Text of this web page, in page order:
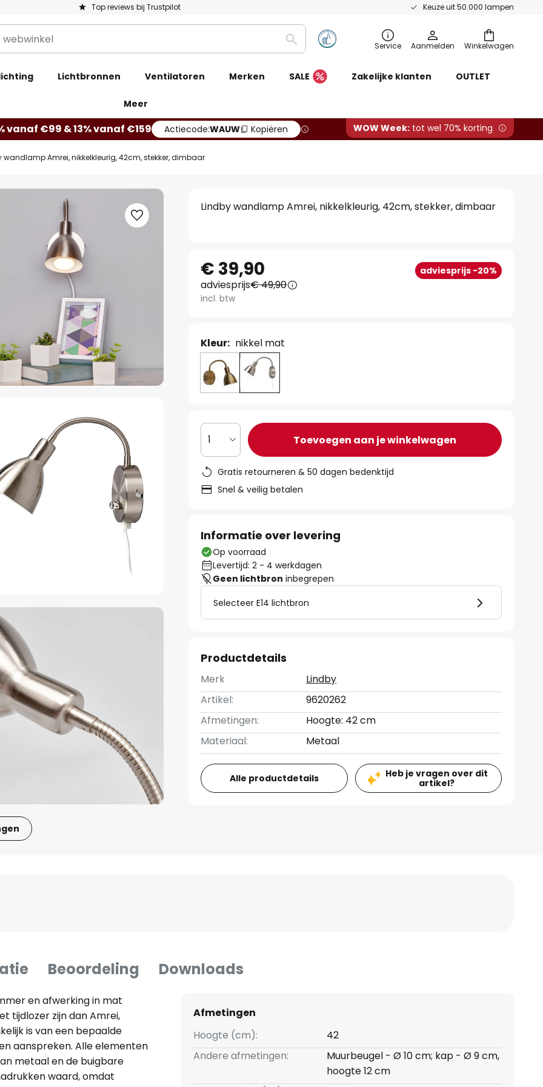
Top reviews bij Trustpilot Keuze uit 50.000 lampen
Winkelwagen
Zoeken Service Aanmelden
Lichtbronnen Ventilatoren Merken SALE Zakelijke klanten OUTLET
Meer
vanaf €99 & 13% vanaf €159 Actiecode:WAUW Kopiëren WOW Week: tot wel 70% korting
wandlamp Amrei, nikkelkleurig, 42cm, stekker, dimbaar
Lindby wandlamp Amrei, nikkelkleurig, 42cm, stekker, dimbaar
€ 39,90 adviesprijs -20%
adviesprijs€ 49,90
incl. btw
Kleur: nikkel mat
1 Toevoegen aan je winkelwagen
Gratis retourneren & 50 dagen bedenktijd
Snel & veilig betalen
Informatie over levering
Op voorraad
Levertijd: 2 - 4 werkdagen
Geen lichtbron inbegrepen
Selecteer E14 lichtbron
Productdetails
Merk
Lindby
Artikel:
9620262
Afmetingen:
Hoogte: 42 cm
Materiaal:
Metaal
Alle productdetails
Heb je vragen over dit
artikel?
Beoordeling Downloads
en afwerking in mat
tijdlozer zijn dan Amrei,
is van een bepaalde
aanspreken. Alle elementen
metaal en de buigbare
waard, omdat
Afmetingen
Hoogte (cm):
42
Andere afmetingen:
Muurbeugel - Ø 10 cm; kap - Ø 9 cm,
hoogte 12 cm